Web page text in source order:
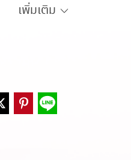
เพิ่มเติม